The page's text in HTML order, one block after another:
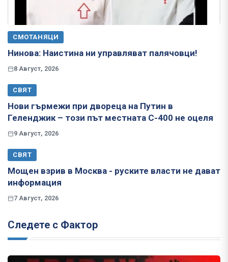
СМОТАНЯЦИ
Нинова: Наистина ни управляват палячовци!
8 Август, 2026
СВЯТ
Нови гърмежи при двореца на Путин в
Геленджик – този път местната С-400 не оцеля
9 Август, 2026
СВЯТ
Мощен взрив в Москва - руските власти не дават
информация
7 Август, 2026
Следете с Фактор